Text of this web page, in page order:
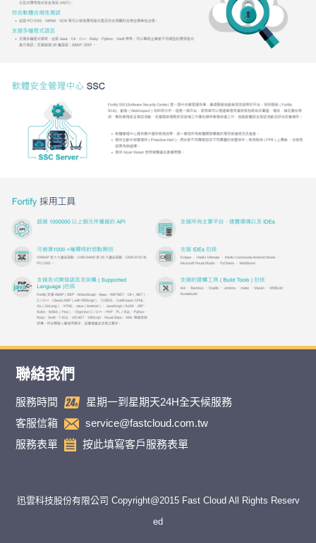
聯絡我們
服務時間
星期一到星期天24H全天候服務
客服信箱
service@fastcloud.com.tw
服務表單
按此填寫客戶服務表單
迅雲科技股份有限公司 Copyright@2015 Fast Cloud All Rights Reserv
ed